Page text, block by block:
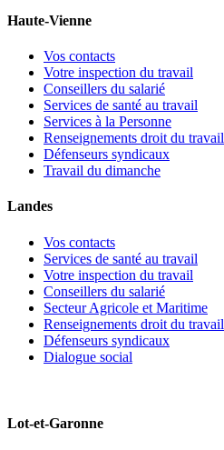
Haute-Vienne
Vos contacts
Votre inspection du travail
Conseillers du salarié
Services de santé au travail
Services à la Personne
Renseignements droit du travail
Défenseurs syndicaux
Travail du dimanche
Landes
Vos contacts
Services de santé au travail
Votre inspection du travail
Conseillers du salarié
Secteur Agricole et Maritime
Renseignements droit du travail
Défenseurs syndicaux
Dialogue social
Lot-et-Garonne